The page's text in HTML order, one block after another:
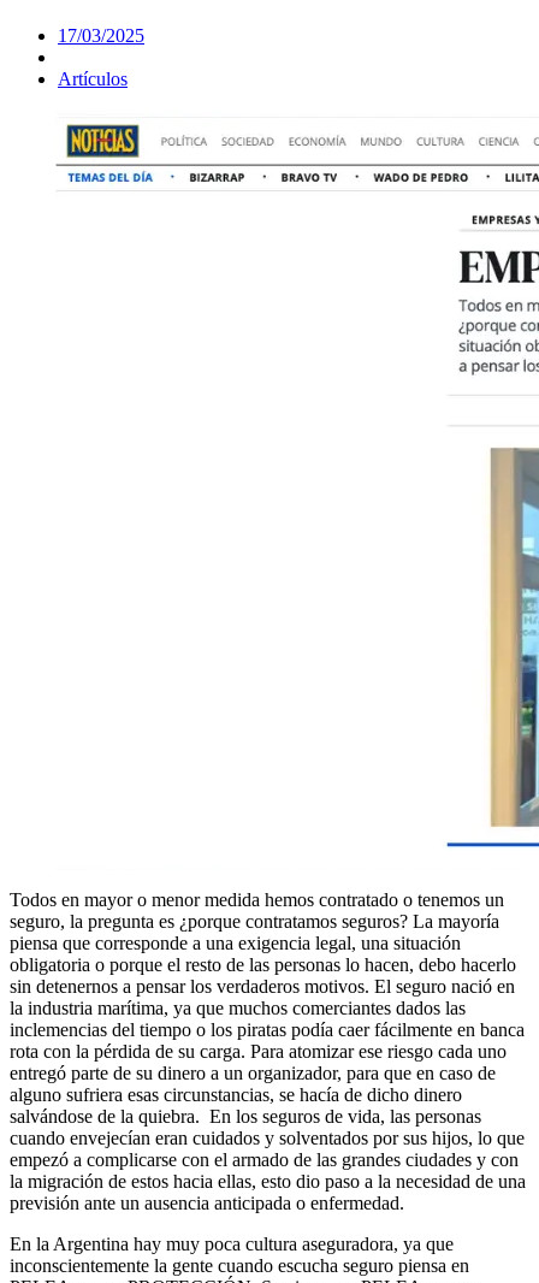
17/03/2025
Artículos
Todos en mayor o menor medida hemos contratado o tenemos un
seguro, la pregunta es ¿porque contratamos seguros? La mayoría
piensa que corresponde a una exigencia legal, una situación
obligatoria o porque el resto de las personas lo hacen, debo hacerlo
sin detenernos a pensar los verdaderos motivos. El seguro nació en
la industria marítima, ya que muchos comerciantes dados las
inclemencias del tiempo o los piratas podía caer fácilmente en banca
rota con la pérdida de su carga. Para atomizar ese riesgo cada uno
entregó parte de su dinero a un organizador, para que en caso de
alguno sufriera esas circunstancias, se hacía de dicho dinero
salvándose de la quiebra. En los seguros de vida, las personas
cuando envejecían eran cuidados y solventados por sus hijos, lo que
empezó a complicarse con el armado de las grandes ciudades y con
la migración de estos hacia ellas, esto dio paso a la necesidad de una
previsión ante un ausencia anticipada o enfermedad.
En la Argentina hay muy poca cultura aseguradora, ya que
inconscientemente la gente cuando escucha seguro piensa en